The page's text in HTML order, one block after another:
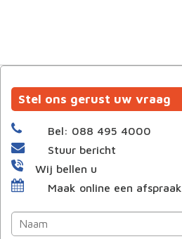
Stel ons gerust uw vraag
Bel: 088 495 4000
Stuur bericht
Wij bellen u
Maak online een afspraak